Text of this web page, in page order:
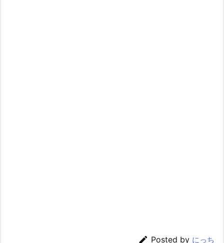
 Posted by にっち